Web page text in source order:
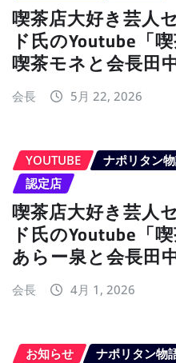
喫茶店大好き芸人
ド氏のYoutube「
喫茶モネと会長田
会長 5月 22, 2026
YOUTUBE ナポリタン
認定店
喫茶店大好き芸人
ド氏のYoutube「
あらー泉と会長田
会長 4月 1, 2026
お知らせ ナポリタン物